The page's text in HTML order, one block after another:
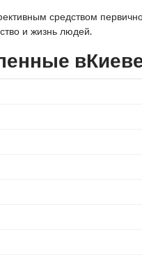
средством
и жизнь людей.